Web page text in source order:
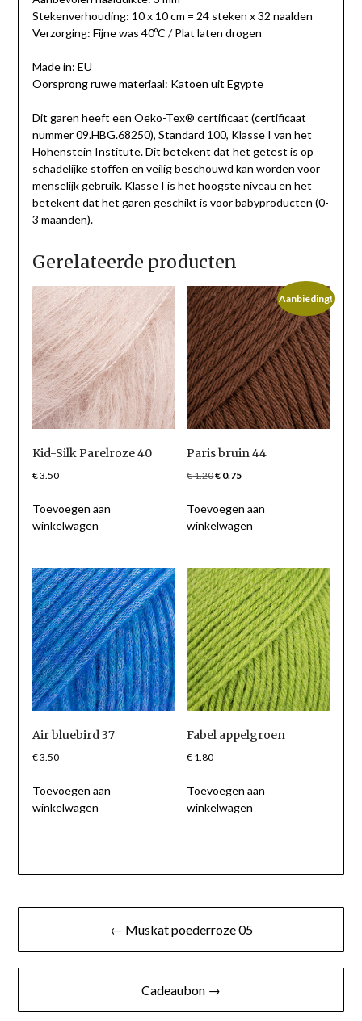
Stekenverhouding: 10 x 10 cm = 24 steken x 32 naalden
Verzorging: Fijne was 40ºC / Plat laten drogen
Made in: EU
Oorsprong ruwe materiaal: Katoen uit Egypte
Dit garen heeft een Oeko-Tex® certificaat (certificaat
nummer 09.HBG.68250), Standard 100, Klasse I van het
Hohenstein Institute. Dit betekent dat het getest is op
schadelijke stoffen en veilig beschouwd kan worden voor
menselijk gebruik. Klasse I is het hoogste niveau en het
betekent dat het garen geschikt is voor babyproducten (0-
3 maanden).
Gerelateerde producten
Kid-Silk Parelroze 40
€3.50
Toevoegen aan
winkelwagen
Aanbieding!
Paris bruin 44
€1.20Oorspronkelijke
was:
€ 1.20.
€ 0.75Huidige
is:
€ 0.75.
Toevoegen aan
winkelwagen
Air bluebird 37
€3.50
Toevoegen aan
winkelwagen
Fabel appelgroen
€ 1.80
Toevoegen aan
winkelwagen
Berichtnavigatie
← Muskat poederroze 05
Cadeaubon →